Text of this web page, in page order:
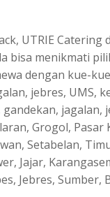
UTRIE
bisa menikmati
dengan kue-